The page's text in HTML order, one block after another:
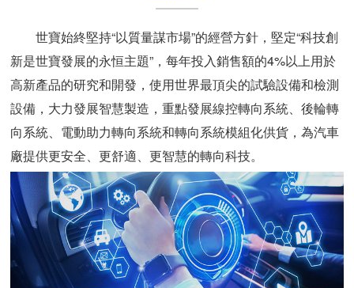
世寶始終堅持“以質量謀市場”的經營方針，堅定“科技創
新是世寶發展的永恒主題”，每年投入銷售額的4%以上用於
高新產品的研究和開發，使用世界最頂尖的試驗設備和檢測
設備，大力發展智慧製造，重點發展線控轉向系統、後輪轉
向系統、電動助力轉向系統和轉向系統模組化供貨，為汽車
廠提供更安全、更舒適、更智慧的轉向科技。